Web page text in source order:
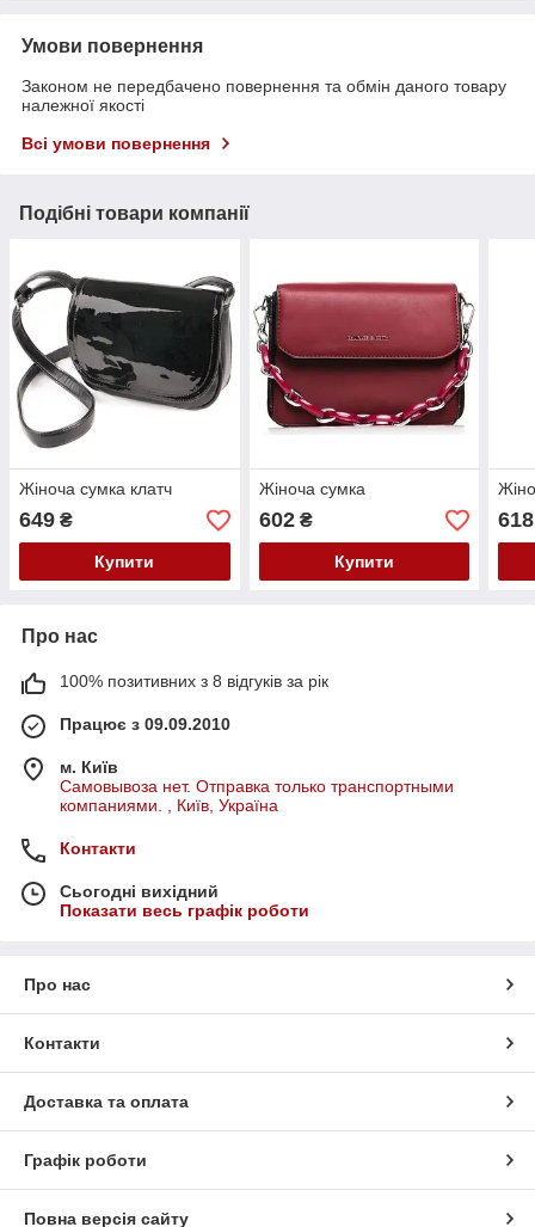
Умови повернення
Законом не передбачено повернення та обмін даного товару
належної якості
Всі умови повернення
Подібні товари компанії
Жіноча сумка клатч
649 ₴
Купити
Жіноча сумка
602₴
Купити
618
Про нас
100% позитивних з 8 відгуків за рік
Працює з 09.09.2010
м. Київ
Самовывоза нет. Отправка только транспортными
компаниями. , Київ, Україна
Контакти
Сьогодні вихідний
Показати весь графік роботи
Про нас
Контакти
Доставка та оплата
Графік роботи
Повна версія сайту